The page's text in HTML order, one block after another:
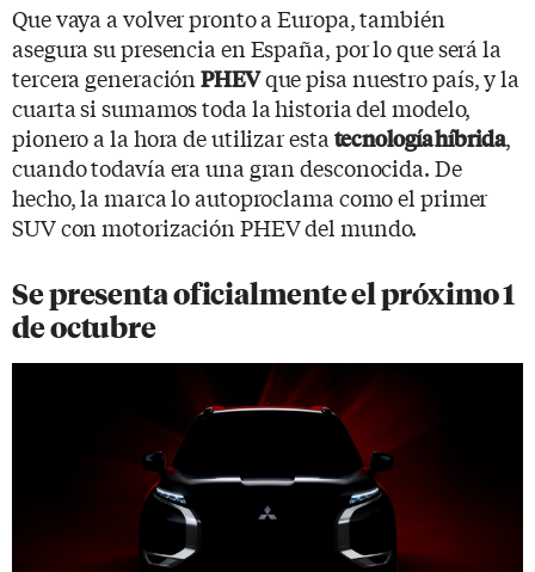
Que vaya a volver pronto a Europa, también
asegura su presencia en España, por lo que será la
tercera generaciónPHEVque pisa nuestro país, y la
cuarta si sumamos toda la historia del modelo,
pionero a la hora de utilizar esta tecnología híbrida,
cuando todavía era una gran desconocida. De
hecho, la marca lo autoproclama como el primer
SUV con motorización PHEV del mundo.
Se presenta oficialmente el próximo 1
de octubre